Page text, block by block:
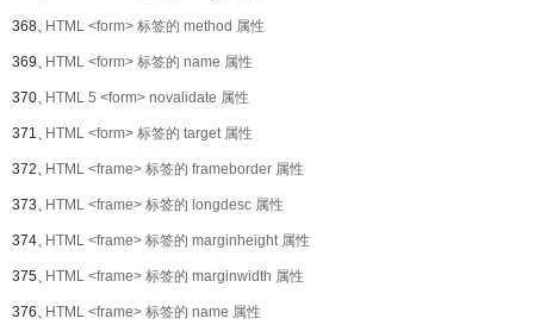
368、HTML <form> 标签的 method 属性
369、HTML <form> 标签的 name 属性
370、HTML 5 <form> novalidate 属性
371、HTML <form> 标签的 target 属性
372、HTML <frame> 标签的 frameborder 属性
373、HTML <frame> 标签的 longdesc 属性
374、HTML <frame> 标签的 marginheight 属性
375、HTML <frame> 标签的 marginwidth 属性
376、HTML <frame> 标签的 name 属性